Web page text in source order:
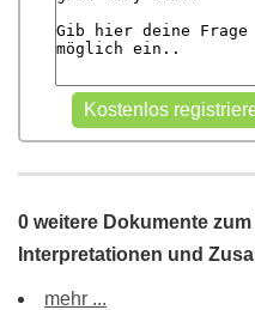
0 weitere Dokumente
Interpretationen und
mehr ...